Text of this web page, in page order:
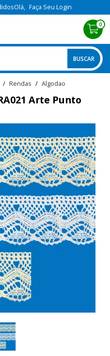
Olá, Faça Seu Login
BUSCAR
0
rendas algodao
Arte Punto